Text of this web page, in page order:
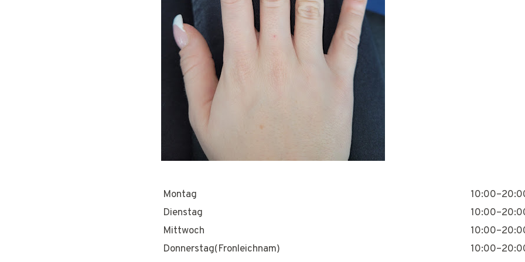
Montag
Dienstag
Mittwoch
Donnerstag(Fronleichnam)